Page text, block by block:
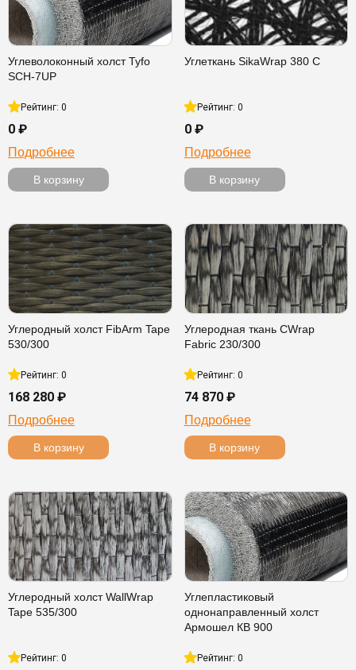
Углеволоконный холст Tyfo
SCH-7UP
Рейтинг: 0
0 ₽
Подробнее
В корзину
Углеткань SikaWrap 380 C
Рейтинг: 0
0 ₽
Подробнее
В корзину
Углеродный холст FibArm Tape
530/300
Рейтинг: 0
168 280 ₽
Подробнее
В корзину
Углеродная ткань CWrap
Fabric 230/300
Рейтинг: 0
74 870 ₽
Подробнее
В корзину
Углеродный холст WallWrap
Tape 535/300
Рейтинг: 0
Углепластиковый
однонаправленный холст
Армошел КВ 900
Рейтинг: 0